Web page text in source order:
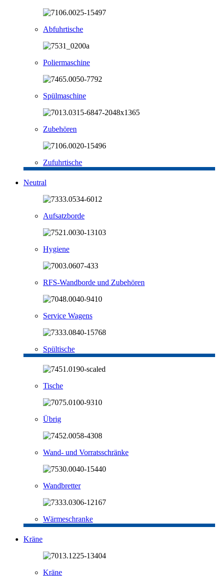
Abfuhrtische
Poliermaschine
Spülmaschine
Zubehören
Zufuhrtische
Neutral
Aufsatzborde
Hygiene
RFS-Wandborde und Zubehören
Service Wagens
Spültische
Tische
Übrig
Wand- und Vorratsschränke
Wandbretter
Wärmeschranke
Kräne
Kräne